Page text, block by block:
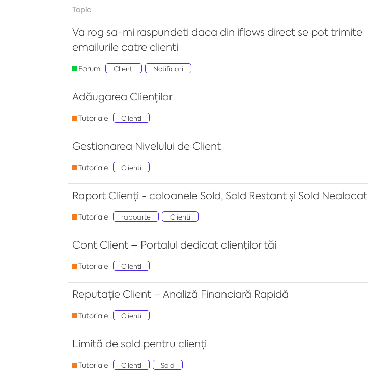
Topic
Va rog sa-mi raspundeti daca din iflows direct se pot trimite
emailurile catre clienti
Forum Clienti Notificari
Adăugarea Clienților
Tutoriale Clienti
Gestionarea Nivelului de Client
Tutoriale Clienti
Raport Clienți - coloanele Sold, Sold Restant și Sold Nealocat
Tutoriale rapoarte Clienti
Cont Client – Portalul dedicat clienților tăi
Tutoriale Clienti
Reputație Client – Analiză Financiară Rapidă
Tutoriale Clienti
Limită de sold pentru clienți
Tutoriale Clienti Sold